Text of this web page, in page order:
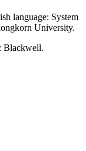
language: System
University.
Blackwell.